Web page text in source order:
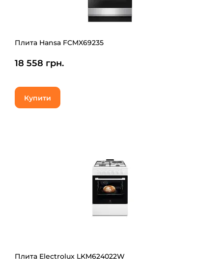
Плита Hansa FCMX69235
18 558 грн.
Купити
Плита Electrolux LKM624022W